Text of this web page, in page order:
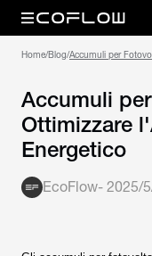
Home/Blog/Accumuli per
Accumuli
Ottimizzare
Energetico
EcoFlow- 2025/